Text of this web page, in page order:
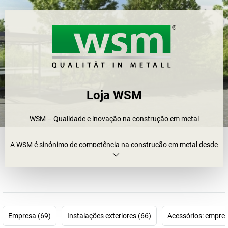
Loja WSM
WSM – Qualidade e inovação na construção em metal
A WSM é sinónimo de competência na construção em metal desde
1958. A nossa gama inclui sistemas modulares móveis,
coberturas, estacionamentos para bicicletas, abrigos para
Somos um parceiro fiável para indústrias, municípios, empresas
Empresa (69) Instalações exteriores (66) Acessórios: